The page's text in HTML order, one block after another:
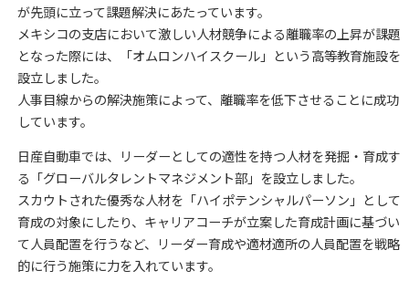
が先頭に立って課題解決にあたっています。
メキシコの支店において激しい人材競争による離職率の上昇が課題
となった際には、「オムロンハイスクール」という高等教育施設を
設立しました。
人事目線からの解決施策によって、離職率を低下させることに成功
しています。
日産自動車では、リーダーとしての適性を持つ人材を発掘・育成す
る「グローバルタレントマネジメント部」を設立しました。
スカウトされた優秀な人材を「ハイポテンシャルパーソン」として
育成の対象にしたり、キャリアコーチが立案した育成計画に基づい
て人員配置を行うなど、リーダー育成や適材適所の人員配置を戦略
的に行う施策に力を入れています。